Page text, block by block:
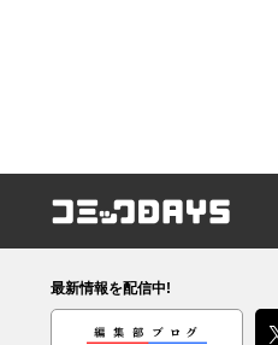
コミックDAYS
最新情報を配信中!
編集部ブログ